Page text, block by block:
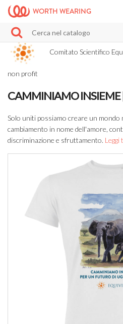
WORTH WEARING
Comitato Scientifico
non profit
CAMMINIAMO
Solo uniti possiamo creare un mondo
cambiamento in nome dell'amore,
discriminazione e sfruttamento. Leggi